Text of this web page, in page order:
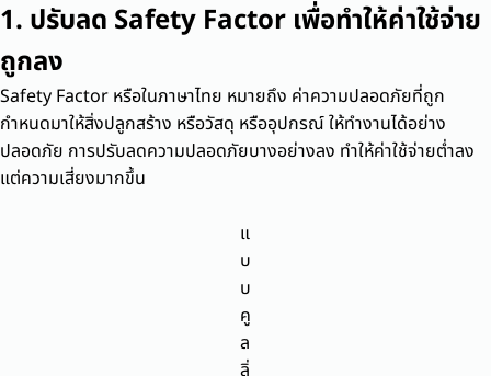
1. ปรับลด Safety Factor เพื่อทำให้ค่าใช้จ่าย
ถูกลง
Safety Factor หรือในภาษาไทย หมายถึง ค่าความปลอดภัยที่ถูก
กำหนดมาให้สิ่งปลูกสร้าง หรือวัสดุ หรืออุปกรณ์ ให้ทำงานได้อย่าง
ปลอดภัย การปรับลดความปลอดภัยบางอย่างลง ทำให้ค่าใช้จ่ายต่ำลง
แต่ความเสี่ยงมากขึ้น
แ
บ
บ
คู
ล
ลิ่